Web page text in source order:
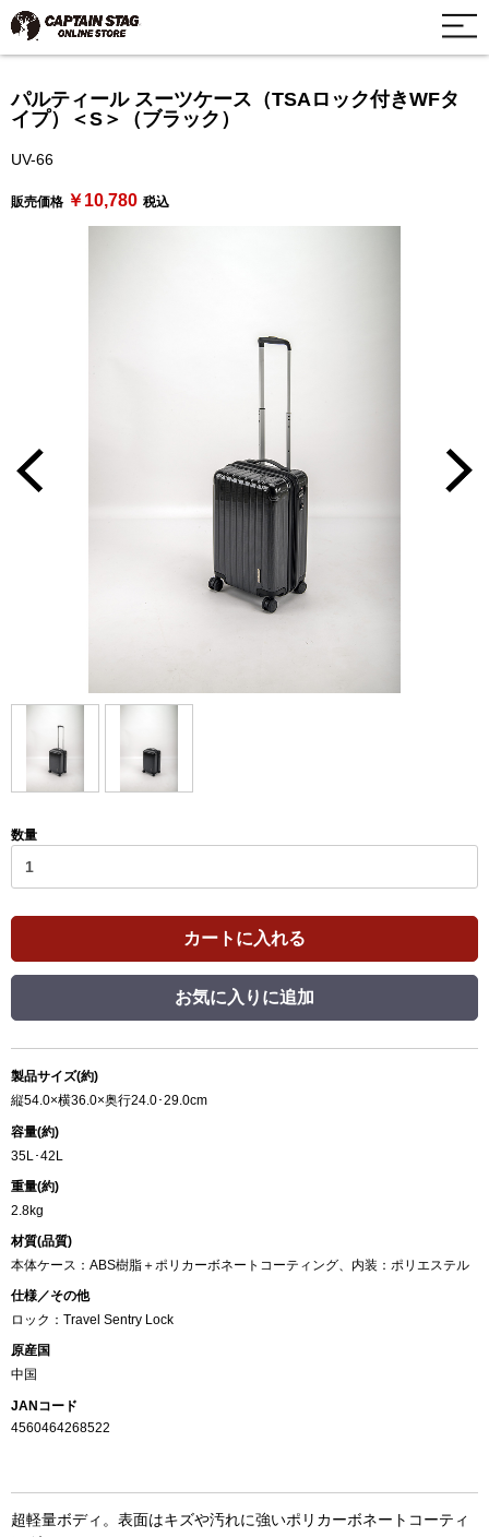
パルティール スーツケース（TSAロック付きWFタ
イプ）＜S＞（ブラック）
UV-66
販売価格 ￥10,780 税込
数量
カートに入れる
お気に入りに追加
製品サイズ(約)
縦54.0×横36.0×奥行24.0･29.0cm
容量(約)
35L･42L
重量(約)
2.8kg
材質(品質)
本体ケース：ABS樹脂＋ポリカーボネートコーティング、内装：ポリエステル
仕様／その他
ロック：Travel Sentry Lock
原産国
中国
JANコード
4560464268522
超軽量ボディ。表面はキズや汚れに強いポリカーボネートコーティ